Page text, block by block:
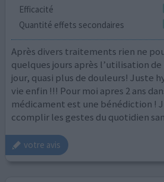
Efficacité
Quantité effets secondaires
Après divers traitements rien ne
quelques jours après l’utilisation
jour, quasi plus de douleurs! Juste
vie enfin !!! Pour moi apres 2 ans
médicament est une bénédiction !
ccomplir les gestes du quotidien
votre avis